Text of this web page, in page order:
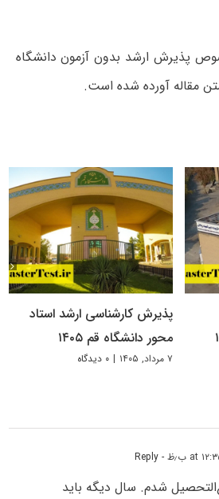
پذیرش ارشد بدون آزمون دانشگاه
پذیرش کارشناسی ارشد استاد
محور دانشگاه قم ۱۴۰۵
۷ مرداد, ۱۴۰۵ | ۰ دیدگاه
- Reply
خرداد ۱۴۰۱ فارغ‌التحصیل شدم. سال دیگه باید